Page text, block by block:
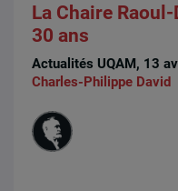
La Chaire
30 ans
Actualités UQAM, 13
Charles-Philippe David